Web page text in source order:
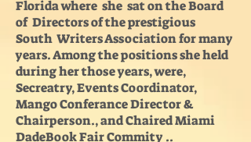
Florida where she sat on the Board
of Directors of the prestigious
South Writers Association for many
years. Among the positions she held
during her those years, were,
Secreatry, Events Coordinator,
Mango Conferance Director &
Chairperson., and Chaired Miami
DadeBook Fair Commity ..